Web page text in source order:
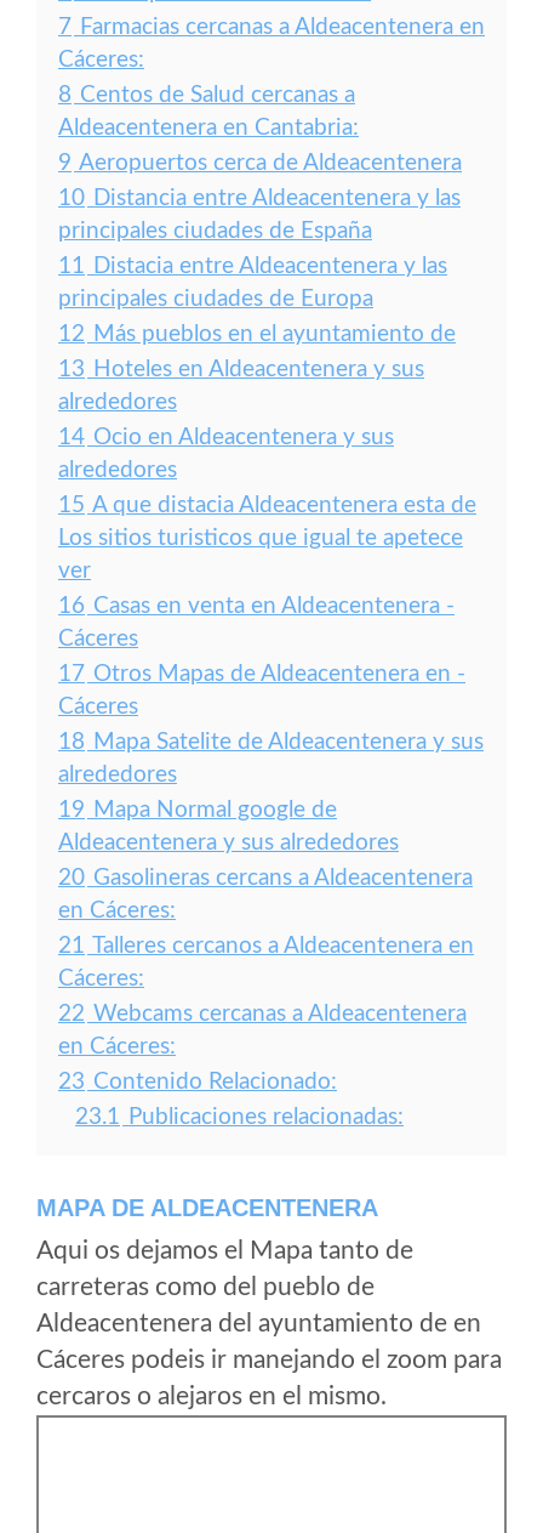
7 Farmacias cercanas a Aldeacentenera en
Cáceres:
8 Centos de Salud cercanas a
Aldeacentenera en Cantabria:
9 Aeropuertos cerca de Aldeacentenera
10 Distancia entre Aldeacentenera y las
principales ciudades de España
11 Distacia entre Aldeacentenera y las
principales ciudades de Europa
12 Más pueblos en el ayuntamiento de
13 Hoteles en Aldeacentenera y sus
alrededores
14 Ocio en Aldeacentenera y sus
alrededores
15 A que distacia Aldeacentenera esta de
Los sitios turisticos que igual te apetece
ver
16 Casas en venta en Aldeacentenera -
Cáceres
17 Otros Mapas de Aldeacentenera en -
Cáceres
18 Mapa Satelite de Aldeacentenera y sus
alrededores
19 Mapa Normal google de
Aldeacentenera y sus alrededores
20 Gasolineras cercans a Aldeacentenera
en Cáceres:
21 Talleres cercanos a Aldeacentenera en
Cáceres:
22 Webcams cercanas a Aldeacentenera
en Cáceres:
23 Contenido Relacionado:
23.1 Publicaciones relacionadas:
MAPA DE ALDEACENTENERA
Aqui os dejamos el Mapa tanto de
carreteras como del pueblo de
Aldeacentenera del ayuntamiento de en
Cáceres podeis ir manejando el zoom para
cercaros o alejaros en el mismo.